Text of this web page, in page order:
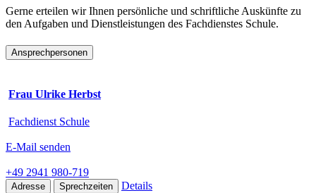
Gerne erteilen wir Ihnen persönliche und schriftliche Auskünfte zu
den Aufgaben und Dienstleistungen des Fachdienstes Schule.
Ansprechpersonen
Frau Ulrike Herbst
Fachdienst Schule
E-Mail senden
+49 2941 980-719
Adresse Sprechzeiten Details